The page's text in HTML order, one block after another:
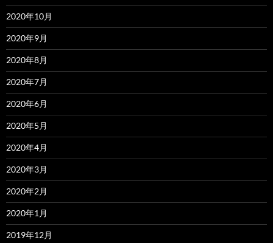
2020年10月
2020年9月
2020年8月
2020年7月
2020年6月
2020年5月
2020年4月
2020年3月
2020年2月
2020年1月
2019年12月